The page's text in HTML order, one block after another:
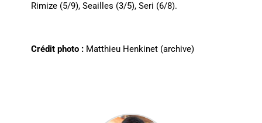
Rimize (5/9), Seailles (3/5), Seri (6/8).
Crédit photo :Matthieu Henkinet (archive)